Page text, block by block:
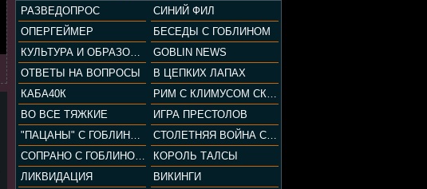
РАЗВЕДОПРОС
СИНИЙ ФИЛ
ОПЕРГЕЙМЕР
БЕСЕДЫ С ГОБЛИНОМ
КУЛЬТУРА И ОБРАЗОВАНИЕ
GOBLIN NEWS
ОТВЕТЫ НА ВОПРОСЫ
В ЦЕПКИХ ЛАПАХ
КАБА40К
РИМ С КЛИМУСОМ СКАРАБЕУСОМ
ВО ВСЕ ТЯЖКИЕ
ИГРА ПРЕСТОЛОВ
"ПАЦАНЫ" С ГОБЛИНОМ
СТОЛЕТНЯЯ ВОЙНА С КЛИМОМ ЖУКОВЫМ И ГОБЛИНОМ
СОПРАНО С ГОБЛИНОМ (РАЗБОР СЕРИАЛА)
КОРОЛЬ ТАЛСЫ
ЛИКВИДАЦИЯ
ВИКИНГИ